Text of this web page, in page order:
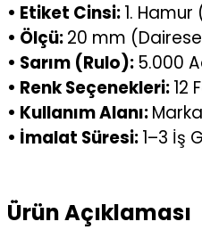
• Etiket Cinsi:1.
• Ölçü:20 mm
• Sarım (Rulo):5.000
• Renk Seçenekleri:12
• Kullanım Alanı:
• İmalat Süresi:1–3 İş
Ürün Açıklaması